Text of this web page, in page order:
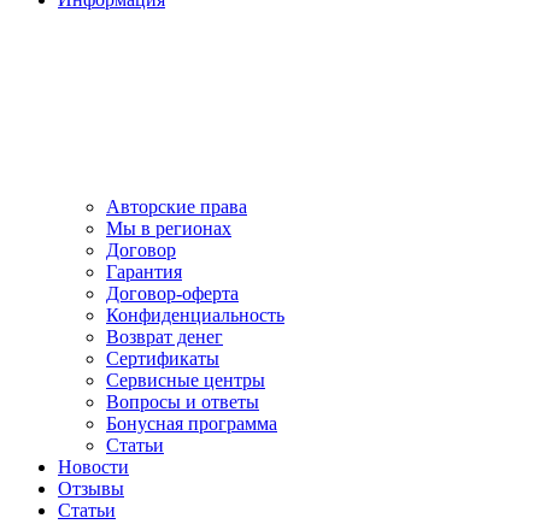
Авторские права
Мы в регионах
Договор
Гарантия
Договор-оферта
Конфиденциальность
Возврат денег
Сертификаты
Сервисные центры
Вопросы и ответы
Бонусная программа
Статьи
Новости
Отзывы
Статьи